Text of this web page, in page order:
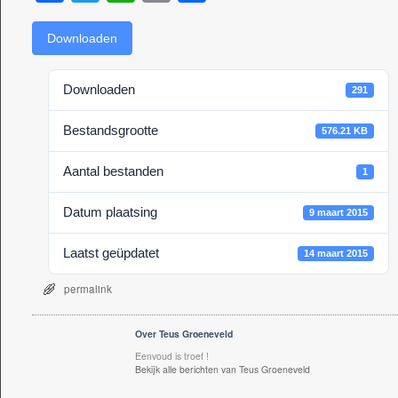
a
c
e
b
o
o
k
wi
tt
er s
A
p
p
n
Downloaden
Downloaden 291
Bestandsgrootte 576.21 KB
Aantal bestanden 1
Datum plaatsing 9 maart 2015
Laatst geüpdatet 14 maart 2015
permalink
Over Teus Groeneveld
Eenvoud is troef !
Bekijk alle berichten van Teus Groeneveld